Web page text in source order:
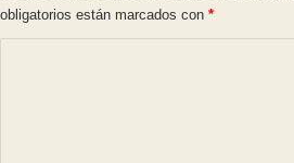
obligatorios están marcados con *